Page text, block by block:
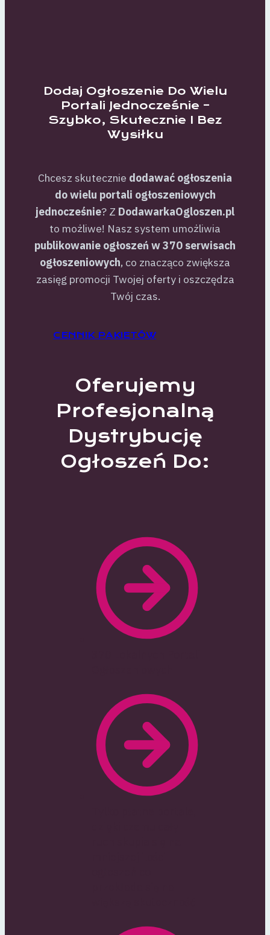
Dodaj Ogłoszenie Do Wielu
Portali Jednocześnie –
Szybko, Skutecznie I Bez
Wysiłku
Chcesz skutecznie dodawać ogłoszenia
do wielu portali ogłoszeniowych
jednocześnie? Z DodawarkaOgloszen.pl
to możliwe! Nasz system umożliwia
publikowanie ogłoszeń w 370 serwisach
ogłoszeniowych, co znacząco zwiększa
zasięg promocji Twojej oferty i oszczędza
Twój czas.
CENNIK PAKIETÓW
Oferujemy
Profesjonalną
Dystrybucję
Ogłoszeń Do: